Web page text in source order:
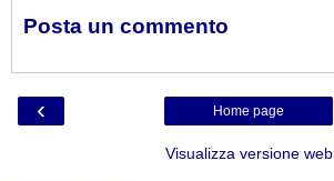
Posta un commento
‹ Home page
Visualizza versione web